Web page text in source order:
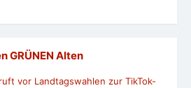
GRÜNEN Alten
vor Landtagswahlen zur TikTok-